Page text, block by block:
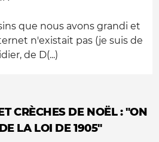
que nous avons grandi et
n'existait pas (je suis de
de D(...)
CRÈCHES DE NOËL : "ON
LA LOI DE 1905"